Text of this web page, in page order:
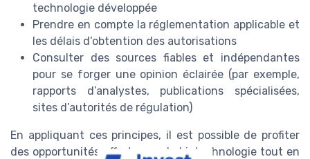
technologie développée
Prendre en compte la réglementation applicable et
les délais d’obtention des autorisations
Consulter des sources fiables et indépendantes
pour se forger une opinion éclairée (par exemple,
rapports d’analystes, publications spécialisées,
sites d’autorités de régulation)
En appliquant ces principes, il est possible de profiter
des opportunités offertes par la biotechnologie tout en